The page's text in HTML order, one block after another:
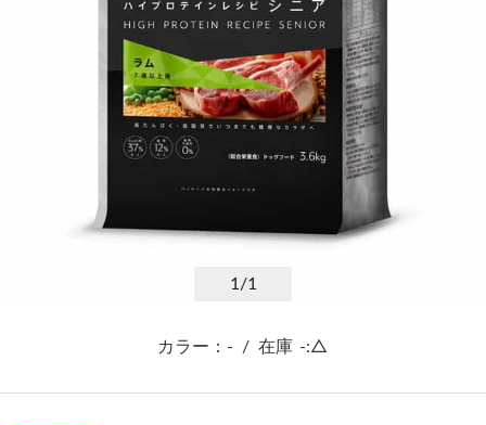
1/1
カラー：- / 在庫 -:△